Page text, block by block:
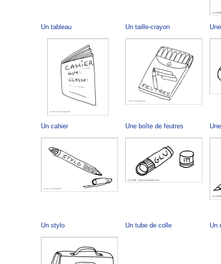
Un tableau Un taille-crayon
Un cahier Une boîte de feutres
Un stylo Un tube de colle Un